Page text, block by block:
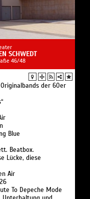
SCHWEDT
46/48
der 60er
Blue
Beatbox.
Lücke, diese
Air
To Depeche Mode